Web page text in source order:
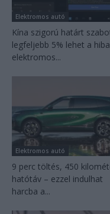
Elektromos autó
Kína szigorú határt
legfeljebb 5% lehet a
elektromos...
Elektromos autó
9 perc töltés, 450
hatótáv – ezzel indulhat
harcba a...